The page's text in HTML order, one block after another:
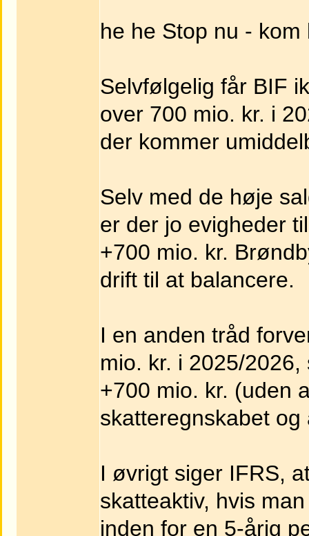
he he Stop nu -
Selvfølgelig får BIF
over 700 mio. kr. i
der kommer
Selv med de høje
er der jo evigheder
+700 mio. kr.
drift til at balancere.
I en anden tråd
mio. kr. i 2025/
+700 mio. kr. (uden
skatteregnskabet
I øvrigt siger IFRS,
skatteaktiv, hvis
inden for en 5-årig